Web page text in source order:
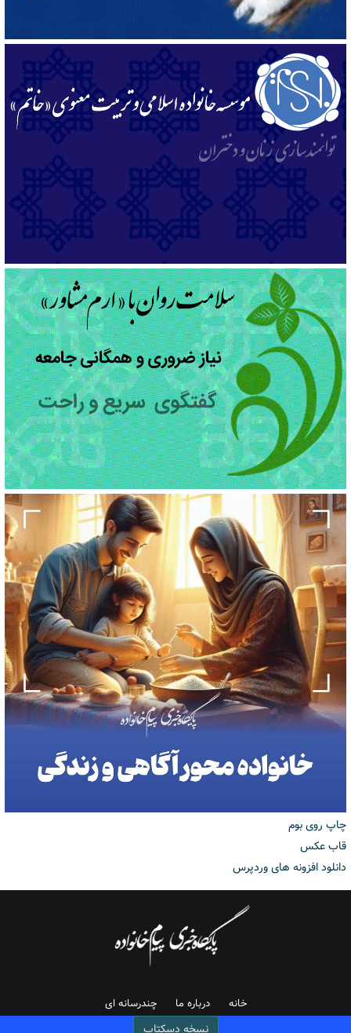
چاپ روی بوم
قاب عکس
دانلود افزونه های وردپرس
خانه درباره ما چندرسانه ای
نسخه دسکتاپ